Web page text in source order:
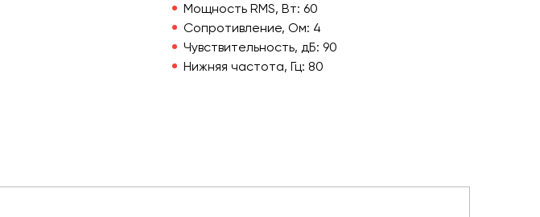
Мощность RMS, Вт: 60
Сопротивление, Ом: 4
Чувствительность, дБ: 90
Нижняя частота, Гц: 80